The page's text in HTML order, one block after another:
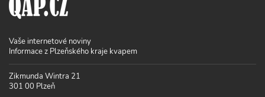
Vaše internetové noviny
Informace z Plzeňského kraje kvapem
Zikmunda Wintra 21
301 00 Plzeň